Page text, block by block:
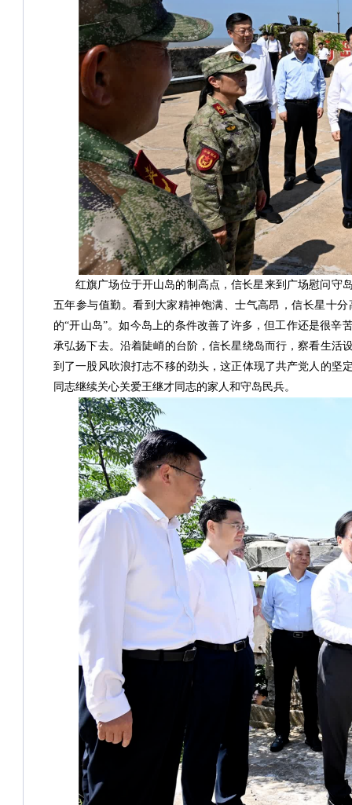
红旗广场位于开山岛的制高点，信长星来到广场慰问守
五年参与值勤。看到大家精神饱满、士气高昂，信长星十
的“开山岛”。如今岛上的条件改善了许多，但工作还是很辛
承弘扬下去。沿着陡峭的台阶，信长星绕岛而行，察看生活
到了一股风吹浪打志不移的劲头，这正体现了共产党人的坚
同志继续关心关爱王继才同志的家人和守岛民兵。